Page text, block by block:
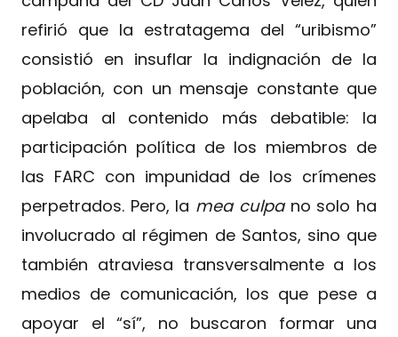
refirió que la estratagema del “uribismo”
consistió en insuflar la indignación de la
población, con un mensaje constante que
apelaba al contenido más debatible: la
participación política de los miembros de
las FARC con impunidad de los crímenes
perpetrados. Pero, la mea culpano solo ha
involucrado al régimen de Santos, sino que
también atraviesa transversalmente a los
medios de comunicación, los que pese a
apoyar el “sí”, no buscaron formar una